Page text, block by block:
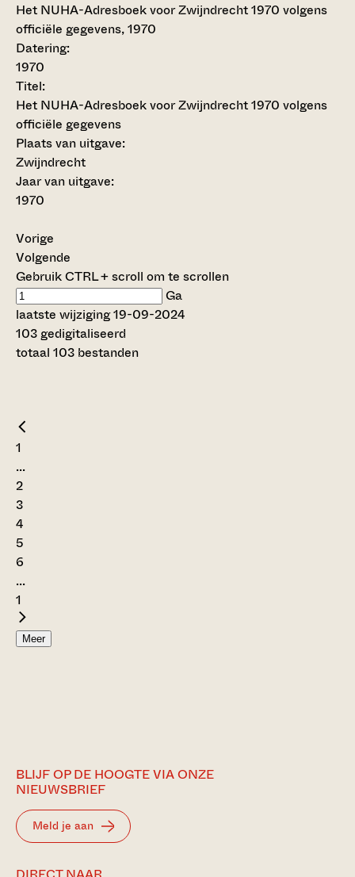
Het NUHA-Adresboek voor Zwijndrecht 1970 volgens
officiële gegevens, 1970
Datering:
1970
Titel:
Het NUHA-Adresboek voor Zwijndrecht 1970 volgens
officiële gegevens
Plaats van uitgave:
Zwijndrecht
Jaar van uitgave:
1970
Vorige
Volgende
Gebruik CTRL + scroll om te scrollen
Ga
laatste wijziging 19-09-2024
103 gedigitaliseerd
totaal 103 bestanden
1
...
2
3
4
5
6
...
1
Meer
BLIJF OP DE HOOGTE VIA ONZE
NIEUWSBRIEF
Meld je aan